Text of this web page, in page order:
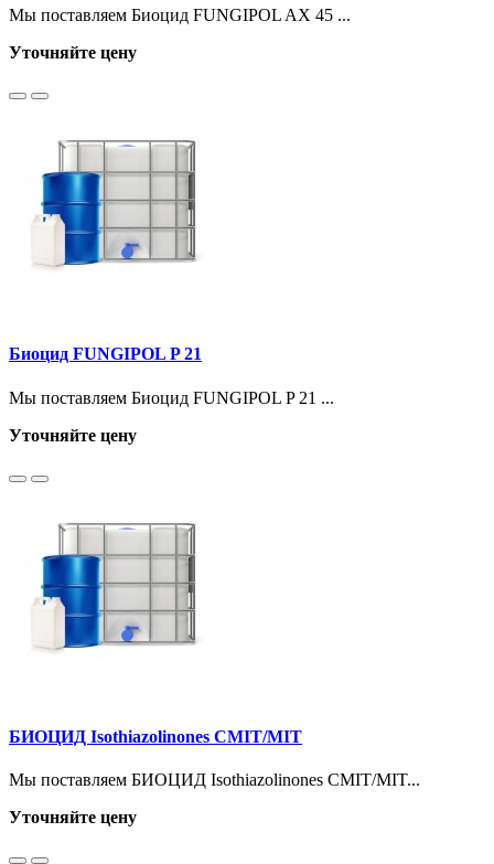
Мы поставляем Биоцид FUNGIPOL AX 45 ...
Уточняйте цену
Биоцид FUNGIPOL P 21
Мы поставляем Биоцид FUNGIPOL P 21 ...
Уточняйте цену
БИОЦИД Isothiazolinones CMIT/MIT
Мы поставляем БИОЦИД Isothiazolinones CMIT/MIT...
Уточняйте цену